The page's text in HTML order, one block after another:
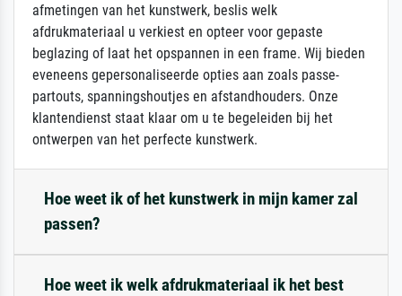
afmetingen van het kunstwerk, beslis welk
afdrukmateriaal u verkiest en opteer voor gepaste
beglazing of laat het opspannen in een frame. Wij bieden
eveneens gepersonaliseerde opties aan zoals passe-
partouts, spanningshoutjes en afstandhouders. Onze
klantendienst staat klaar om u te begeleiden bij het
ontwerpen van het perfecte kunstwerk.
Hoe weet ik of het kunstwerk in mijn kamer zal
passen?
Hoe weet ik welk afdrukmateriaal ik het best